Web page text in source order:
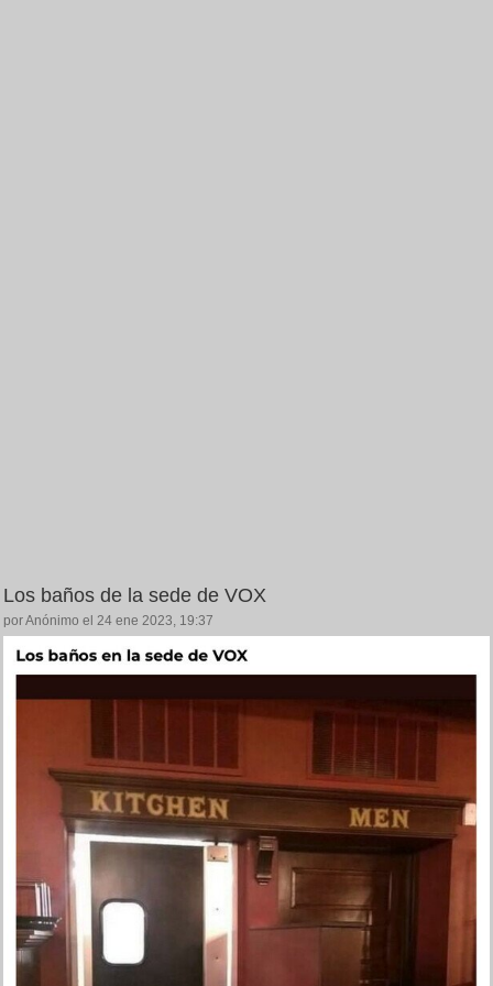
Los baños de la sede de VOX
por Anónimo el 24 ene 2023, 19:37